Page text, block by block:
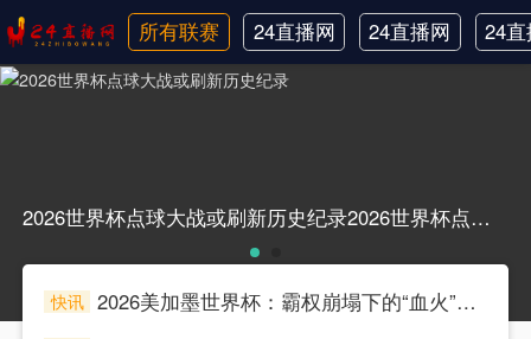
所有联赛
24直播网
日职联
24直播网
中甲
24
韩
2026世界杯点球大战或刷新历史纪录2026世界杯点球大战或刷新历史纪录
快讯
2026美加墨世界杯：霸权崩塌下的“血火”狂欢